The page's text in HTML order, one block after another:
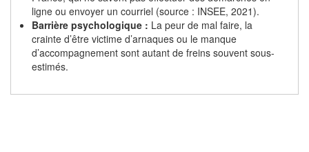
ligne ou envoyer un courriel (source : INSEE, 2021).
Barrière psychologique : La peur de mal faire, la
crainte d’être victime d’arnaques ou le manque
d’accompagnement sont autant de freins souvent sous-
estimés.